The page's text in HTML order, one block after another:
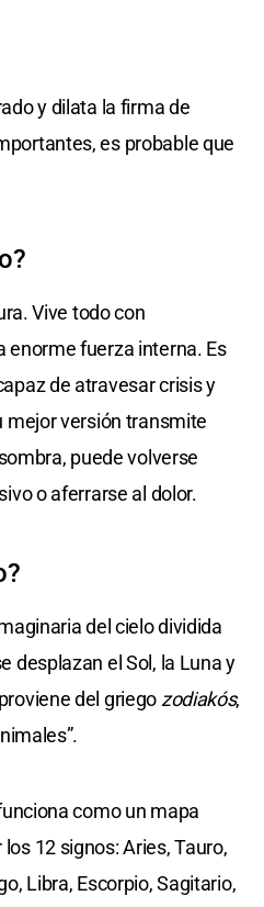
y dilata la firma de
es probable que
Vive todo con
enorme fuerza interna. Es
de atravesar crisis y
mejor versión transmite
puede volverse
o aferrarse al dolor.
del cielo dividida
desplazan el Sol, la Luna y
del griego zodiakós,
como un mapa
12 signos: Aries, Tauro,
Libra, Escorpio, Sagitario,